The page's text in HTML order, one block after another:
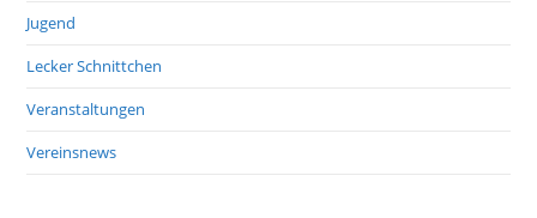
Jugend
Lecker Schnittchen
Veranstaltungen
Vereinsnews